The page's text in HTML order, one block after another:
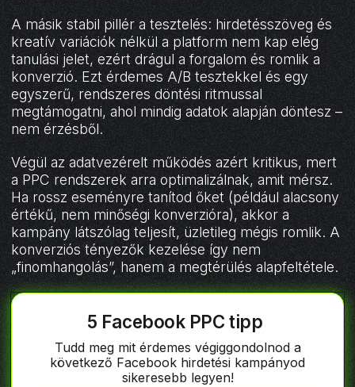
A másik stabil pillér a tesztelés: hirdetésszöveg és
kreatív variációk nélkül a platform nem kap elég
tanulási jelet, ezért drágul a forgalom és romlik a
konverzió. Ezt érdemes A/B tesztekkel és egy
egyszerű, rendszeres döntési ritmussal
megtámogatni, ahol mindig adatok alapján döntesz –
nem érzésből.
Végül az adatvezérelt működés azért kritikus, mert
a PPC rendszerek arra optimalizálnak, amit mérsz.
Ha rossz eseményre tanítod őket (például alacsony
értékű, nem minőségi konverzióra), akkor a
kampány látszólag teljesít, üzletileg mégis romlik. A
konverziós tényezők kezelése így nem
„finomhangolás”, hanem a megtérülés alapfeltétele.
5 Facebook PPC tipp
Tudd meg mit érdemes végiggondolnod a
következő Facebook hirdetési kampányod
sikeresebb legyen!